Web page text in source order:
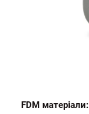
FDM матеріали: